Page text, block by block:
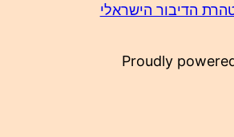
הדיבור הישראלי
Proudly